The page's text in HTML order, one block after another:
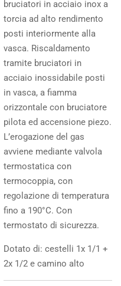
bruciatori in acciaio inox a
torcia ad alto rendimento
posti interiormente alla
vasca. Riscaldamento
tramite bruciatori in
acciaio inossidabile posti
in vasca, a fiamma
orizzontale con bruciatore
pilota ed accensione piezo.
L’erogazione del gas
avviene mediante valvola
termostatica con
termocoppia, con
regolazione di temperatura
fino a 190°C. Con
termostato di sicurezza.
Dotato di: cestelli 1x 1/1 +
2x 1/2 e camino alto